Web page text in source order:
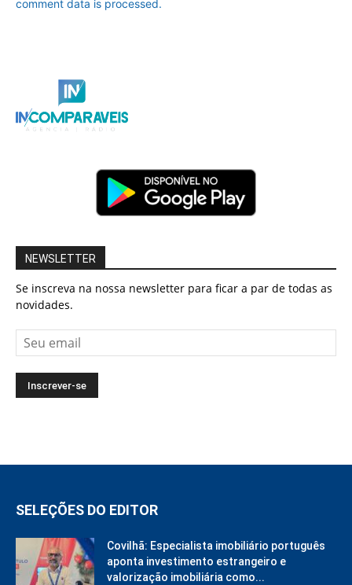
comment data is processed.
NEWSLETTER
Se inscreva na nossa newsletter para ficar a par de todas as
novidades.
SELEÇÕES DO EDITOR
Covilhã: Especialista imobiliário português
aponta investimento estrangeiro e
valorização imobiliária como...